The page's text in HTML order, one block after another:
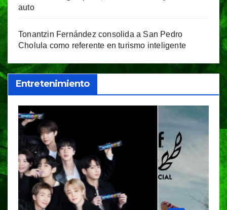
auto
Tonantzin Fernández consolida a San Pedro
Cholula como referente en turismo inteligente
Entretenimiento